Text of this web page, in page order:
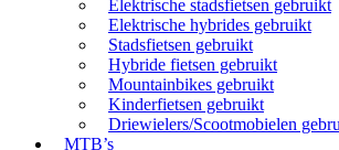
Elektrische stadsfietsen gebruikt
Elektrische hybrides gebruikt
Stadsfietsen gebruikt
Hybride fietsen gebruikt
Mountainbikes gebruikt
Kinderfietsen gebruikt
Driewielers/Scootmobielen
MTB’s